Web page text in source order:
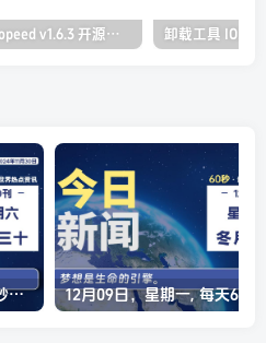
Gopeed v1.6.3 开源下载器 支持全平台
11月30日，星期六, 每天60秒读懂全世界！